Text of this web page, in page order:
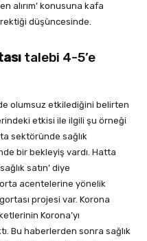
alırım’ konusuna kafa
düşüncesinde.
talebi 4-5’e
olumsuz etkilediğini belirten
etkisi ile ilgili şu örneği
sektöründe sağlık
bir bekleyiş vardı. Hatta
satın’ diye
acentelerine yönelik
projesi var. Korona
Korona’yı
Bu haberlerden sonra sağlık